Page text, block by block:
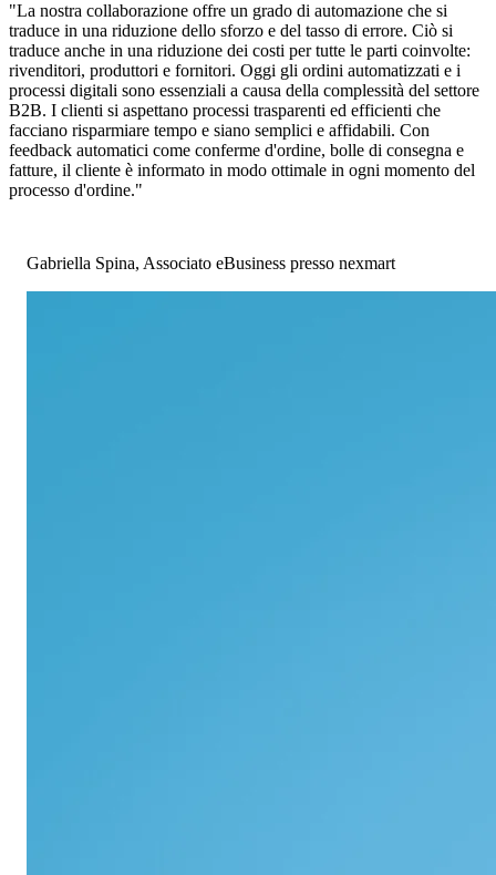
"La nostra collaborazione offre un grado di automazione che si
traduce in una riduzione dello sforzo e del tasso di errore. Ciò si
traduce anche in una riduzione dei costi per tutte le parti coinvolte:
rivenditori, produttori e fornitori. Oggi gli ordini automatizzati e i
processi digitali sono essenziali a causa della complessità del settore
B2B. I clienti si aspettano processi trasparenti ed efficienti che
facciano risparmiare tempo e siano semplici e affidabili. Con
feedback automatici come conferme d'ordine, bolle di consegna e
fatture, il cliente è informato in modo ottimale in ogni momento del
processo d'ordine."
Gabriella Spina, Associato eBusiness presso nexmart